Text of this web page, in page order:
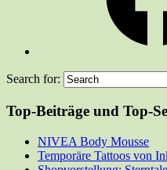
Search for:
Top-Beiträge und Top-
NIVEA Body Mousse
Temporäre Tattoos von